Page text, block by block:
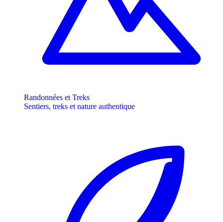
Randonnées et Treks
Sentiers, treks et nature authentique